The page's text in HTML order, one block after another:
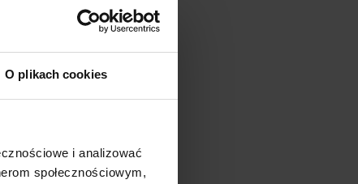
O plikach cookies
i analizować
społecznościowym,